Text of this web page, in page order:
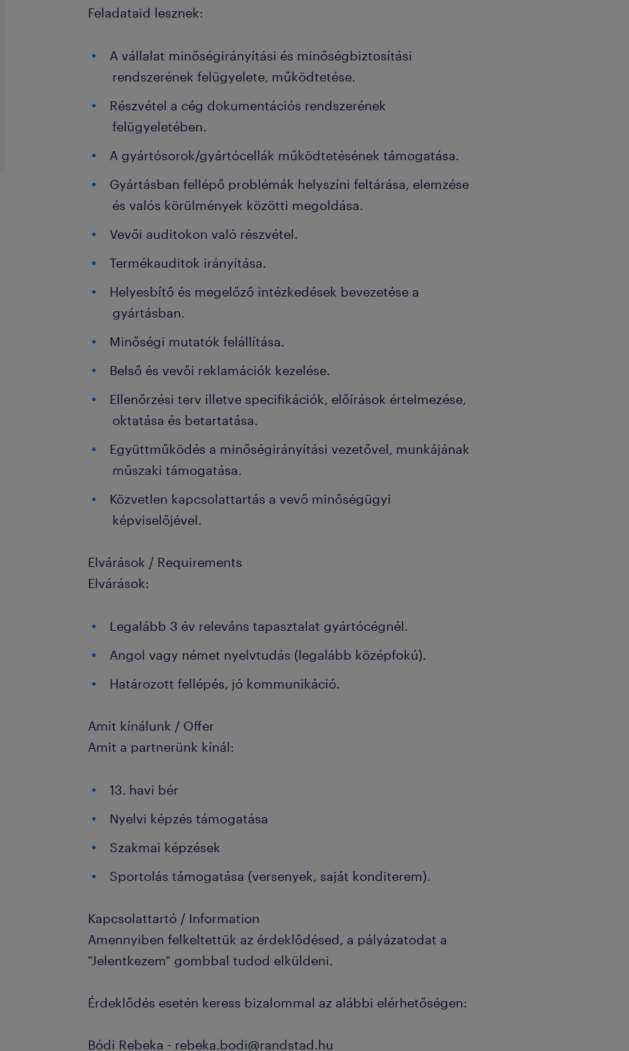
Feladataid lesznek:
A vállalat minőségirányítási és minőségbiztosítási
rendszerének felügyelete, működtetése.
Részvétel a cég dokumentációs rendszerének
felügyeletében.
A gyártósorok/gyártócellák működtetésének támogatása.
Gyártásban fellépő problémák helyszíni feltárása, elemzése
és valós körülmények közötti megoldása.
Vevői auditokon való részvétel.
Termékauditok irányítása.
Helyesbítő és megelőző intézkedések bevezetése a
gyártásban.
Minőségi mutatók felállítása.
Belső és vevői reklamációk kezelése.
Ellenőrzési terv illetve specifikációk, előírások értelmezése,
oktatása és betartatása.
Együttműködés a minőségirányítási vezetővel, munkájának
műszaki támogatása.
Közvetlen kapcsolattartás a vevő minőségügyi
képviselőjével.
Elvárások / Requirements
Elvárások:
Legalább 3 év releváns tapasztalat gyártócégnél.
Angol vagy német nyelvtudás (legalább középfokú).
Határozott fellépés, jó kommunikáció.
Amit kínálunk / Offer
Amit a partnerünk kínál:
13. havi bér
Nyelvi képzés támogatása
Szakmai képzések
Sportolás támogatása (versenyek, saját konditerem).
Kapcsolattartó / Information
Amennyiben felkeltettük az érdeklődésed, a pályázatodat a
"Jelentkezem" gombbal tudod elküldeni.
Érdeklődés esetén keress bizalommal az alábbi elérhetőségen:
Bódi Rebeka - rebeka.bodi@randstad.hu